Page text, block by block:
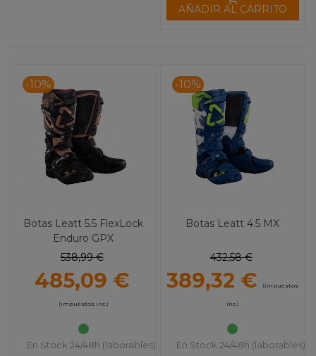
AÑADIR AL CARRITO
-10%
Botas Leatt 5.5 FlexLock
Enduro GPX
538,99 €
485,09 €
(impuestos inc.)
En Stock 24/48h (laborables)
-10%
Botas Leatt 4.5 MX
432,58 €
389,32 € (impuestos
inc.)
En Stock 24/48h (laborables)